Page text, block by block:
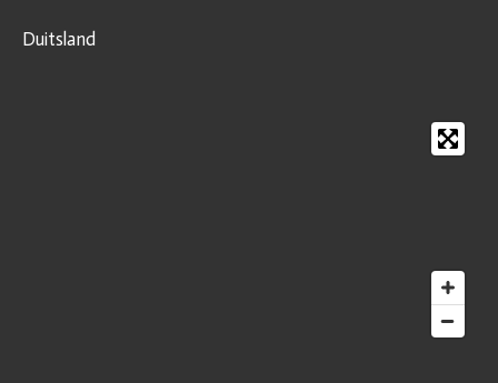
Duitsland